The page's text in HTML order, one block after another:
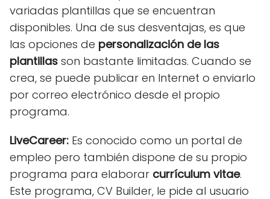
variadas plantillas que se encuentran
disponibles. Una de sus desventajas, es que
las opciones de personalización de las
plantillas son bastante limitadas. Cuando se
crea, se puede publicar en Internet o enviarlo
por correo electrónico desde el propio
programa.
LiveCareer: Es conocido como un portal de
empleo pero también dispone de su propio
programa para elaborar currículum vitae.
Este programa, CV Builder, le pide al usuario